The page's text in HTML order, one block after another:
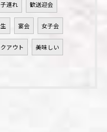
子連れ 歓送迎会
宴会 女子会
アウト 美味しい